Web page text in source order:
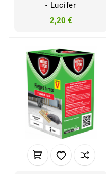
- Lucifer
2,20 €